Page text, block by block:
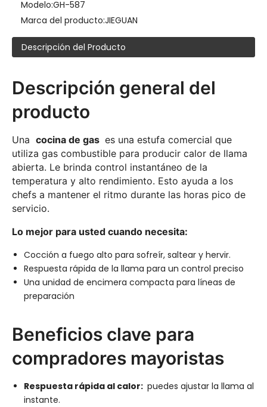
Modelo:GH-587
Marca del producto:JIEGUAN
Descripción del Producto
Descripción general del
producto
Una cocina de gas es una estufa comercial que
utiliza gas combustible para producir calor de llama
abierta. Le brinda control instantáneo de la
temperatura y alto rendimiento. Esto ayuda a los
chefs a mantener el ritmo durante las horas pico de
servicio.
Lo mejor para usted cuando necesita:
Cocción a fuego alto para sofreír, saltear y hervir.
Respuesta rápida de la llama para un control preciso
Una unidad de encimera compacta para líneas de
preparación
Beneficios clave para
compradores mayoristas
Respuesta rápida al calor: puedes ajustar la llama al
instante.